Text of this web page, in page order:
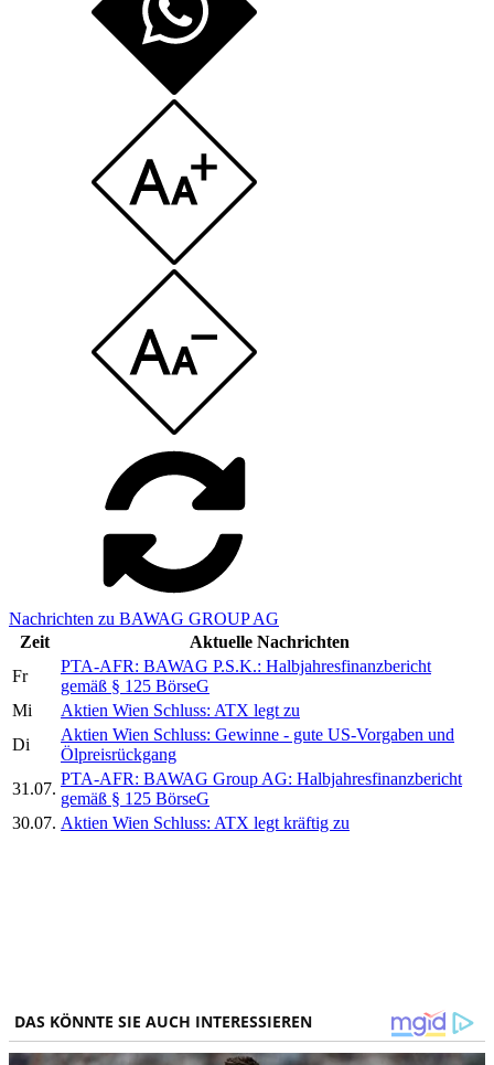
Nachrichten zu BAWAG GROUP AG
Zeit
Aktuelle Nachrichten
Fr
PTA-AFR: BAWAG P.S.K.: Halbjahresfinanzbericht
gemäß § 125 BörseG
Mi
Aktien Wien Schluss: ATX legt zu
Di
Aktien Wien Schluss: Gewinne - gute US-Vorgaben und
Ölpreisrückgang
31.07.
PTA-AFR: BAWAG Group AG: Halbjahresfinanzbericht
gemäß § 125 BörseG
30.07. Aktien Wien Schluss: ATX legt kräftig zu